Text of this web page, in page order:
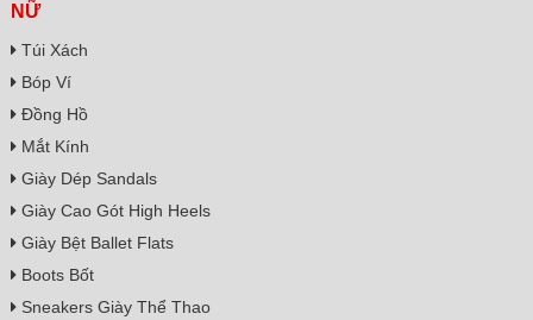
NỮ
Túi Xách
Bóp Ví
Đồng Hồ
Mắt Kính
Giày Dép Sandals
Giày Cao Gót High Heels
Giày Bệt Ballet Flats
Boots Bốt
Sneakers Giày Thể Thao